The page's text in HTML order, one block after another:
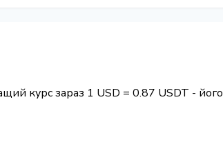
курс зараз 1 USD = 0.87 USDT - його